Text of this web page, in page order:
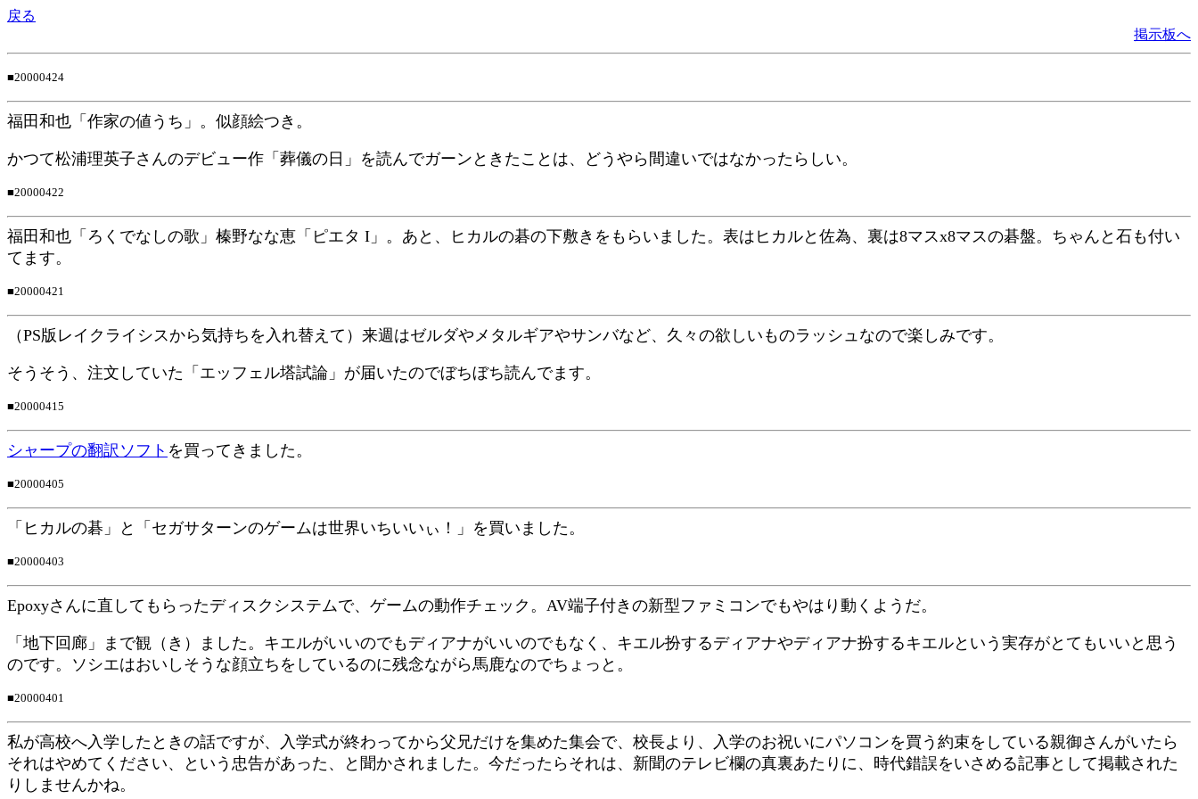
戻る
掲示板へ
■20000424
福田和也「作家の値うち」。似顔絵つき。
かつて松浦理英子さんのデビュー作「葬儀の日」を読んでガーンときたことは、どうやら間違いではなかったらしい。
■20000422
福田和也「ろくでなしの歌」榛野なな恵「ピエタ I」。あと、ヒカルの碁の下敷きをもらいました。表はヒカルと佐為、裏は8マスx8マスの碁盤。ちゃんと石も付い
てます。
■20000421
（PS版レイクライシスから気持ちを入れ替えて）来週はゼルダやメタルギアやサンバなど、久々の欲しいものラッシュなので楽しみです。
そうそう、注文していた「エッフェル塔試論」が届いたのでぼちぼち読んでます。
■20000415
シャープの翻訳ソフト を買ってきました。
■20000405
「ヒカルの碁」と「セガサターンのゲームは世界いちいいぃ！」を買いました。
■20000403
Epoxyさんに直してもらったディスクシステムで、ゲームの動作チェック。AV端子付きの新型ファミコンでもやはり動くようだ。
「地下回廊」まで観（き）ました。キエルがいいのでもディアナがいいのでもなく、キエル扮するディアナやディアナ扮するキエルという実存がとてもいいと思う
のです。ソシエはおいしそうな顔立ちをしているのに残念ながら馬鹿なのでちょっと。
■20000401
私が高校へ入学したときの話ですが、入学式が終わってから父兄だけを集めた集会で、校長より、入学のお祝いにパソコンを買う約束をしている親御さんがいたら
それはやめてください、という忠告があった、と聞かされました。今だったらそれは、新聞のテレビ欄の真裏あたりに、時代錯誤をいさめる記事として掲載された
りしませんかね。